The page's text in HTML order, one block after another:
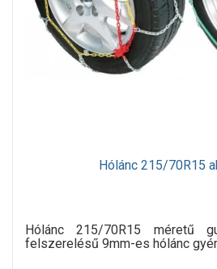
Hólánc 215/70R15
Hólánc 215/70R15 méretű
felszerelésű 9mm-es hólánc